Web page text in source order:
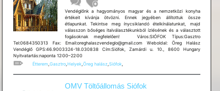
Vendéglőnk a hagyományos magyar és a nemzetközi konyha
értékeit kívánja ötvözni. Ennek jegyében állítottuk össze
étlapunkat. Tekintse meg ínycsiklandó ételkínálatunkat, majd
válasszon bőséges italválasztékunkból ízlésének és a választott
fogásoknak megfelelően! Város:SIÓFOK Típus:Gasztro
Tel:0684350313 Fax: Email:oreghalaszvendeglo@gmail.com Weboldal: Öreg Halász
Vendéglő GPS:46.9003324-18.030838 Cím:Siófok, Zamárdi u. 10., 8600 Hungary
Nyitvatartás:naponta 12:00–22:00
Étterem Gasztro, Helyek, Öreg halász, Siófok,
OMV Töltőállomás Siófok